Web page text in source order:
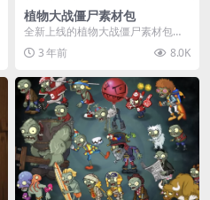
植物大战僵尸素材包
全新上线的植物大战僵尸素材包，
内含48个精选资源，涵盖角色、场
景、音效等多样内容...
3 年前 8.0K